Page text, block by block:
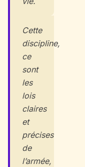
Cette
discipline,
ce
sont
les
lois
claires
et
précises
de
l’armée,